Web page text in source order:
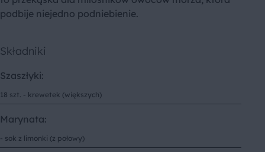
podbije niejedno podniebienie.
Składniki
Szaszłyki:
18 szt. - krewetek (większych)
Marynata:
- sok z limonki (z połowy)